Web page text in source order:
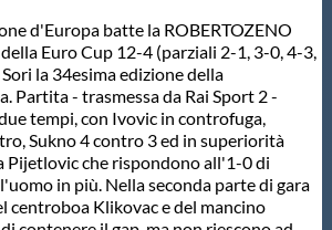
d'Europa batte la ROBERTOZENO
Euro Cup 12-4 (parziali 2-1, 3-0, 4-3,
la 34esima edizione della
Partita - trasmessa da Rai Sport 2 -
tempi, con Ivovic in controfuga,
Sukno 4 contro 3 ed in superiorità
Pijetlovic che rispondono all'1-0 di
in più. Nella seconda parte di gara
centroboa Klikovac e del mancino